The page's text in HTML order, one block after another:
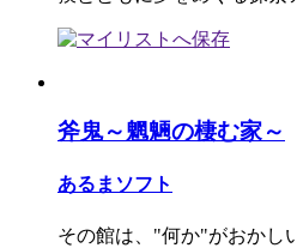
斧鬼～魍魎の棲む家～
あるまソフト
その館は、"何か"がおか